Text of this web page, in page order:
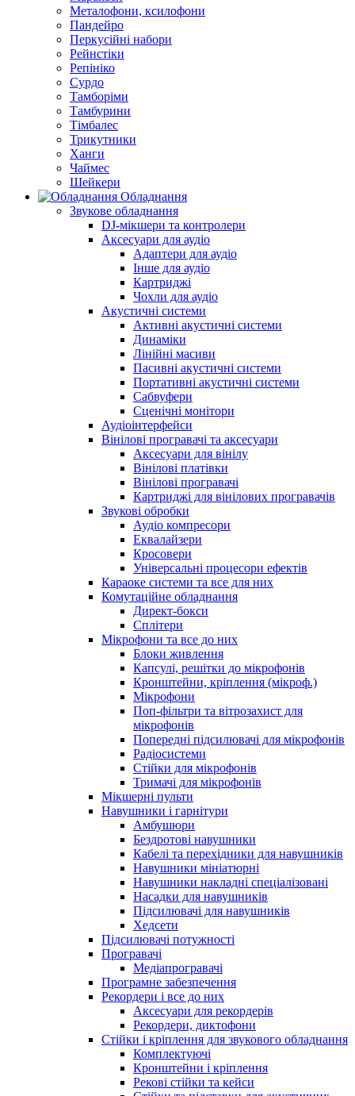
Металофони, ксилофони
Пандейро
Перкусійні набори
Рейнстіки
Репініко
Сурдо
Тамборіми
Тамбурини
Тімбалес
Трикутники
Ханги
Чаймес
Шейкери
Обладнання
Звукове обладнання
DJ-мікшери та контролери
Аксесуари для аудіо
Адаптери для аудіо
Інше для аудіо
Картриджі
Чохли для аудіо
Акустичні системи
Активні акустичні системи
Динаміки
Лінійні масиви
Пасивні акустичні системи
Портативні акустичні системи
Сабвуфери
Сценічні монітори
Аудіоінтерфейси
Вінілові програвачі та аксесуари
Аксесуари для вінілу
Вінілові платівки
Вінілові програвачі
Картриджі для вінілових програвачів
Звукові обробки
Аудіо компресори
Еквалайзери
Кросовери
Універсальні процесори ефектів
Караоке системи та все для них
Комутаційне обладнання
Директ-бокси
Сплітери
Мікрофони та все до них
Блоки живлення
Капсулі, решітки до мікрофонів
Кронштейни, кріплення (мікроф.)
Мікрофони
Поп-фільтри та вітрозахист для
мікрофонів
Попередні підсилювачі для мікрофонів
Радіосистеми
Стійки для мікрофонів
Тримачі для мікрофонів
Мікшерні пульти
Навушники і гарнітури
Амбушюри
Бездротові навушники
Кабелі та перехідники для навушників
Навушники мініатюрні
Навушники накладні спеціалізовані
Насадки для навушників
Підсилювачі для навушників
Хедсети
Підсилювачі потужності
Програвачі
Медіапрогравачі
Програмне забезпечення
Рекордери і все до них
Аксесуари для рекордерів
Рекордери, диктофони
Стійки і кріплення для звукового обладнання
Комплектуючі
Кронштейни і кріплення
Рекові стійки та кейси